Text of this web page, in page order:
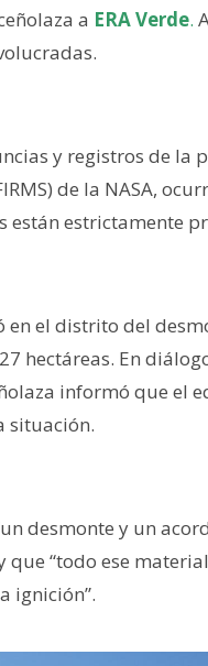
a ERA Verde.
y registros de
de la NASA,
están estrictamente
en el distrito del
hectáreas. En
informó que el
situación.
desmonte y un
que “todo ese
ignición”.